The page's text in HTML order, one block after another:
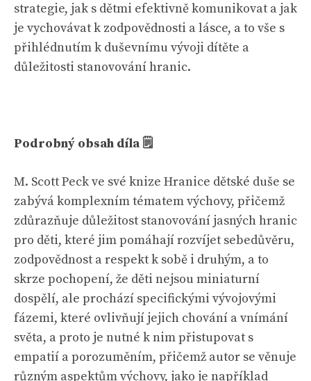
strategie, jak s dětmi efektivně komunikovat a jak
je vychovávat k zodpovědnosti a lásce, a to vše s
přihlédnutím k duševnímu vývoji dítěte a
důležitosti stanovování hranic.
Podrobný obsah díla 🗒
M. Scott Peck ve své knize Hranice dětské duše se
zabývá komplexním tématem výchovy, přičemž
zdůrazňuje důležitost stanovování jasných hranic
pro děti, které jim pomáhají rozvíjet sebedůvěru,
zodpovědnost a respekt k sobě i druhým, a to
skrze pochopení, že děti nejsou miniaturní
dospělí, ale prochází specifickými vývojovými
fázemi, které ovlivňují jejich chování a vnímání
světa, a proto je nutné k nim přistupovat s
empatií a porozuměním, přičemž autor se věnuje
různým aspektům výchovy, jako je například